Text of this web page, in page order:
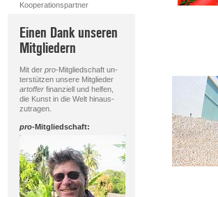
Kooperationspartner
Einen Dank unseren
Mitgliedern
Mit der pro-Mitgliedschaft un-
terstützen unsere Mitglieder
artofferfinanziell und helfen,
die Kunst in die Welt hinaus-
zutragen.
pro-Mitgliedschaft: